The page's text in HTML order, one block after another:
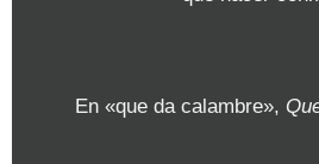
En «que da calambre»,